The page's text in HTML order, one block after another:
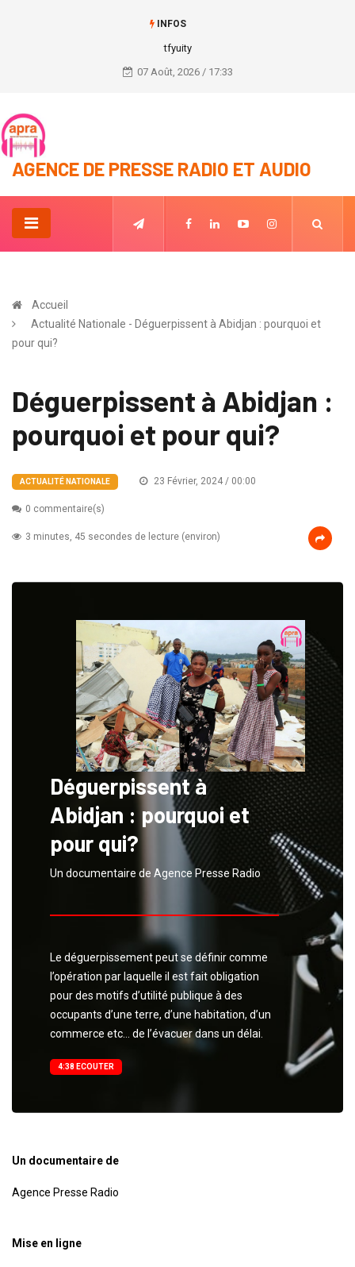
INFOS
Abdoulaye Wade offre l’hospitalité à Alpha Condé.
07 Août, 2026 / 17:33
AGENCE DE PRESSE RADIO ET AUDIO
Accueil
Actualité Nationale - Déguerpissent à Abidjan : pourquoi et
pour qui?
Déguerpissent à Abidjan :
pourquoi et pour qui?
ACTUALITÉ NATIONALE 23 Février, 2024 / 00:00
0 commentaire(s)
3 minutes, 45 secondes de lecture (environ)
Déguerpissent à
Abidjan : pourquoi et
pour qui?
Un documentaire de Agence Presse Radio
Le déguerpissement peut se définir comme
l’opération par laquelle il est fait obligation
pour des motifs d’utilité publique à des
occupants d’une terre, d’une habitation, d’un
commerce etc… de l’évacuer dans un délai.
4:38 ECOUTER
Un documentaire de
Agence Presse Radio
Mise en ligne